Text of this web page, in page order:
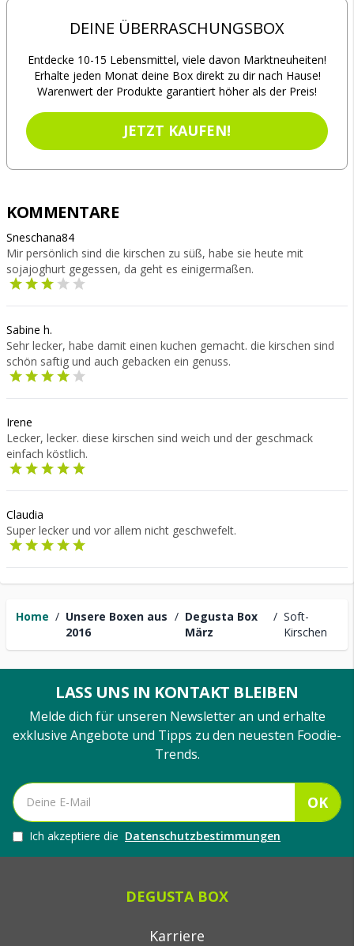
Home / Unsere Boxen aus
2016
/ Degusta Box
März
/ Soft-
Kirschen
DEINE ÜBERRASCHUNGSBOX
Entdecke 10-15 Lebensmittel, viele davon Marktneuheiten!
Erhalte jeden Monat deine Box direkt zu dir nach Hause!
Warenwert der Produkte garantiert höher als der Preis!
JETZT KAUFEN!
KOMMENTARE
Sneschana84
Mir persönlich sind die kirschen zu süß, habe sie heute mit
sojajoghurt gegessen, da geht es einigermaßen.
Sabine h.
Sehr lecker, habe damit einen kuchen gemacht. die kirschen sind
schön saftig und auch gebacken ein genuss.
Irene
Lecker, lecker. diese kirschen sind weich und der geschmack
einfach köstlich.
Claudia
Super lecker und vor allem nicht geschwefelt.
LASS UNS IN KONTAKT BLEIBEN
Melde dich für unseren Newsletter an und erhalte
exklusive Angebote und Tipps zu den neuesten Foodie-
Trends.
OK
Ich akzeptiere die Datenschutzbestimmungen
DEGUSTA BOX
Karriere